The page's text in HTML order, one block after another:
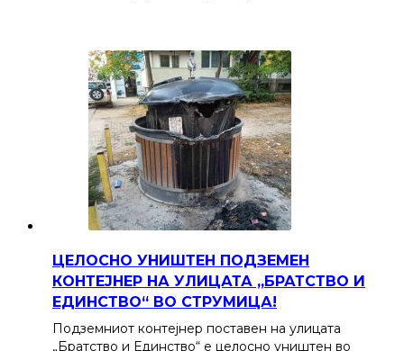
ЦЕЛОСНО УНИШТЕН ПОДЗЕМЕН
КОНТЕЈНЕР НА УЛИЦАТА „БРАТСТВО И
ЕДИНСТВО“ ВО СТРУМИЦА!
Подземниот контејнер поставен на улицата
„Братство и Единство“ е целосно уништен во